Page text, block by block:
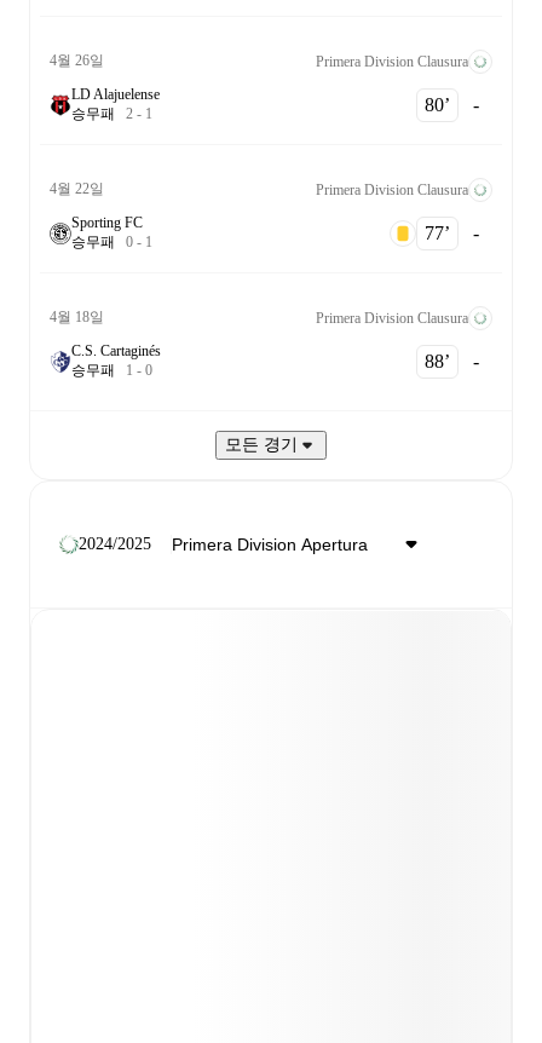
4월 26일
Primera Division Clausura
LD Alajuelense
승무패 2 - 1 80‎’‎ -
4월 22일
Primera Division Clausura
Sporting FC
승무패 0 - 1 77‎’‎ -
4월 18일
Primera Division Clausura
C.S. Cartaginés
승무패 1 - 0 88‎’‎ -
모든 경기
2024/2025